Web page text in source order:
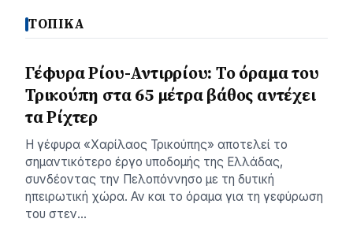
ΤΟΠΙΚΑ
Γέφυρα Ρίου-Αντιρρίου: Το όραμα του
Τρικούπη στα 65 μέτρα βάθος αντέχει
τα Ρίχτερ
Η γέφυρα «Χαρίλαος Τρικούπης» αποτελεί το
σημαντικότερο έργο υποδομής της Ελλάδας,
συνδέοντας την Πελοπόννησο με τη δυτική
ηπειρωτική χώρα. Αν και το όραμα για τη γεφύρωση
του στεν…